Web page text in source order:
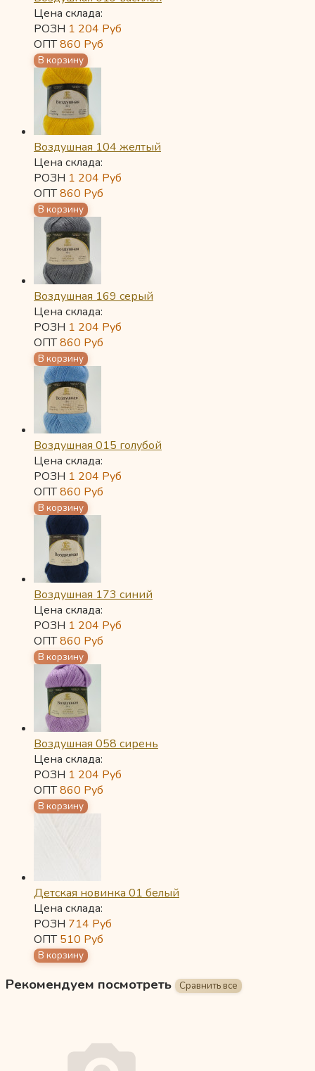
Цена склада:
РОЗН 1 204 Руб
ОПТ860 Руб
Воздушная 104 желтый
Цена склада:
РОЗН 1 204 Руб
ОПТ860 Руб
Воздушная 169 серый
Цена склада:
РОЗН 1 204 Руб
ОПТ860 Руб
Воздушная 015 голубой
Цена склада:
РОЗН 1 204 Руб
ОПТ860 Руб
Воздушная 173 синий
Цена склада:
РОЗН 1 204 Руб
ОПТ860 Руб
Воздушная 058 сирень
Цена склада:
РОЗН 1 204 Руб
ОПТ860 Руб
Детская новинка 01 белый
Цена склада:
РОЗН 714 Руб
ОПТ510 Руб
Рекомендуем посмотреть